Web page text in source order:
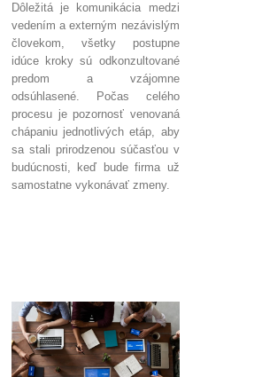
Dôležitá je komunikácia medzi
vedením a externým nezávislým
človekom, všetky postupne
idúce kroky sú odkonzultované
predom a vzájomne
odsúhlasené. Počas celého
procesu je pozornosť venovaná
chápaniu jednotlivých etáp, aby
sa stali prirodzenou súčasťou v
budúcnosti, keď bude firma už
samostatne vykonávať zmeny.